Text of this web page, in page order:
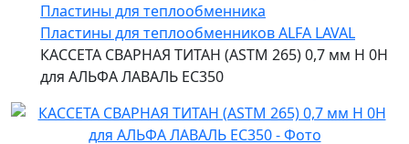
Пластины для теплообменника
Пластины для теплообменников ALFA LAVAL
КАССЕТА СВАРНАЯ ТИТАН (ASTM 265) 0,7 мм H 0H
для АЛЬФА ЛАВАЛЬ EC350